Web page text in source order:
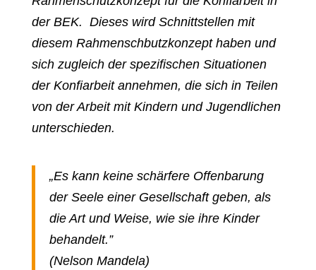
der BEK. Dieses wird Schnittstellen mit
diesem Rahmenschbutzkonzept haben und
sich zugleich der spezifischen Situationen
der Konfiarbeit annehmen, die sich in Teilen
von der Arbeit mit Kindern und Jugendlichen
unterschieden.
„Es kann keine schärfere Offenbarung
der Seele einer Gesellschaft geben, als
die Art und Weise, wie sie ihre Kinder
behandelt.”
(Nelson Mandela)